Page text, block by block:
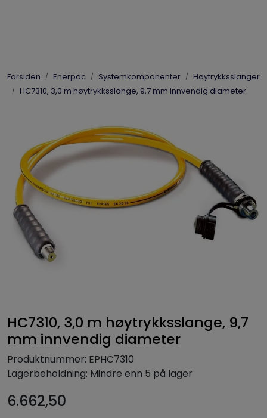
Forsiden Enerpac Systemkomponenter
Høytrykksslanger
HC7310, 3,0 m høytrykksslange, 9,7 mm innvendig diameter
HC7310, 3,0 m høytrykksslange, 9,7
mm innvendig diameter
Produktnummer: EPHC7310
Lagerbeholdning: Mindre enn 5 på lager
6.662,50
Enerpac
Dynaset
Vinsjer
Vis priser